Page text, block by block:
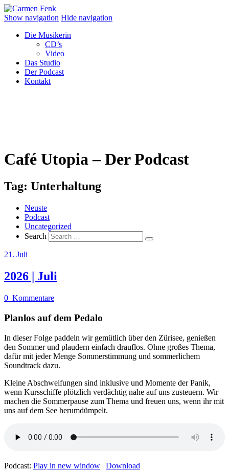
Show navigation Hide navigation
Die Musikerin
CD’s
Video
Das Studio
Der Podcast
Kontakt
Café Utopia – Der Podcast
Tag: Unterhaltung
Neuste
Podcast
Uncategorized
Search
21. Juli
2026 | Juli
0 Kommentare
Planlos auf dem Pedalo
In dieser Folge paddeln wir gemütlich über den Zürisee, genießen
den Sommer und plaudern einfach drauflos. Ohne großes Thema,
dafür mit jeder Menge Sommerstimmung und sommerlichem
Soundtrack dazu.
Kleine Abschweifungen sind inklusive und Momente der Panik,
wenn Kursschiffe plötzlich verdächtig nahe auf uns zusteuern. Wir
machen die Sommerpause zum Thema und freuen uns, wenn ihr mit
uns auf dem See herumdümpelt.
Podcast: Play in new window | Download